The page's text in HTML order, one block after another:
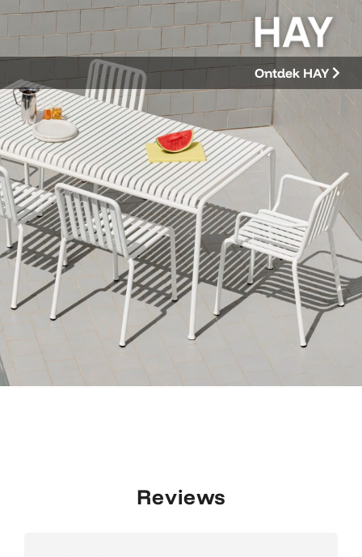
Ontdek HAY
Reviews